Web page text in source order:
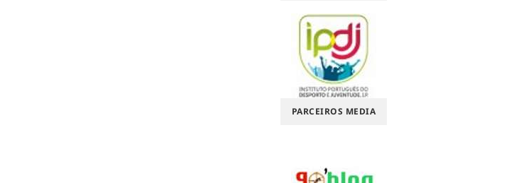
PARCEIROS MEDIA